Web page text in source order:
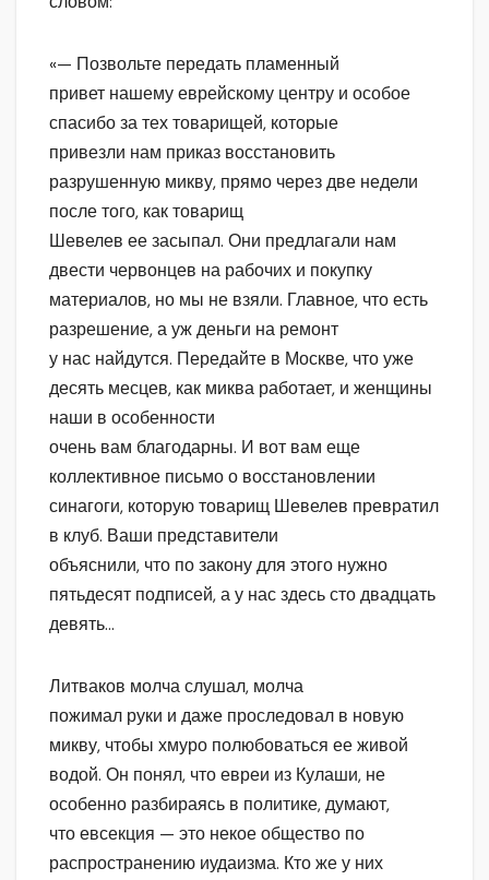
«— Позвольте передать пламенный
привет нашему еврейскому центру и особое
спасибо за тех товарищей, которые
привезли нам приказ восстановить
разрушенную микву, прямо через две недели
после того, как товарищ
Шевелев ее засыпал. Они предлагали нам
двести червонцев на рабочих и покупку
материалов, но мы не взяли. Главное, что есть
разрешение, а уж деньги на ремонт
у нас найдутся. Передайте в Москве, что уже
десять месцев, как миква работает, и женщины
наши в особенности
очень вам благодарны. И вот вам еще
коллективное письмо о восстановлении
синагоги, которую товарищ Шевелев превратил
в клуб. Ваши представители
объяснили, что по закону для этого нужно
пятьдесят подписей, а у нас здесь сто двадцать
девять…
Литваков молча слушал, молча
пожимал руки и даже проследовал в новую
микву, чтобы хмуро полюбоваться ее живой
водой. Он понял, что евреи из Кулаши, не
особенно разбираясь в политике, думают,
что евсекция — это некое общество по
распространению иудаизма. Кто же у них